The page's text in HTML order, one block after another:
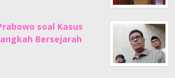
soal Kasus
Bersejarah